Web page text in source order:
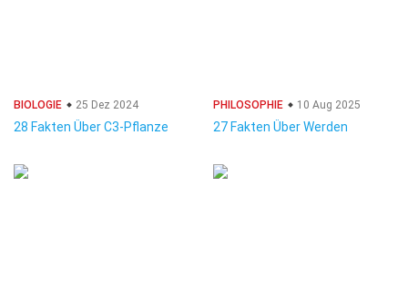
BIOLOGIE 25 Dez 2024
28 Fakten Über C3-Pflanze
PHILOSOPHIE 10 Aug 2025
27 Fakten Über Werden